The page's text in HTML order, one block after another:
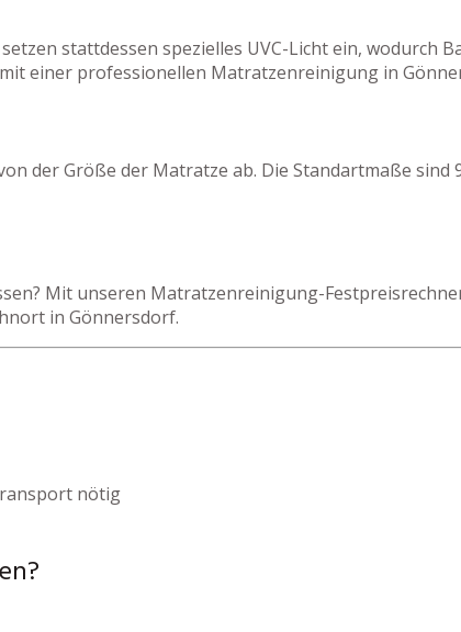
stattdessen spezielles UVC-Licht ein, wodurch
einer professionellen Matratzenreinigung in
der Größe der Matratze ab. Die Standartmaße sind
Mit unseren Matratzenreinigung-
in Gönnersdorf.
nötig